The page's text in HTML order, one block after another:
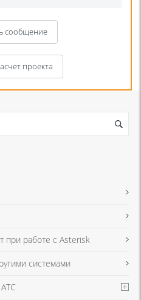
сообщение
персональных данных для связи
обработки персональных
проекта
при работе с Asterisk
системами